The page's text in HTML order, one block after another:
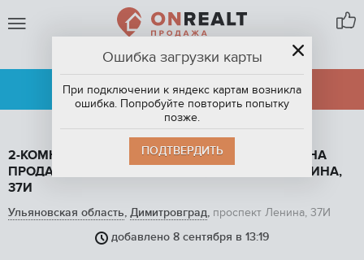
ДИМИТРОВГРАД
АРЕНДА
ПРОДАЖА
2-КОМНАТНАЯ КВАРТИРА, 68.8 М2, ЭТАЖ 8 / 9, НА
ПРОДАЖУ В ДИМИТРОВГРАДЕ, ПРОСПЕКТ ЛЕНИНА,
37И
Ульяновская область, Димитровград, проспект Ленина, 37И
добавлено 8 сентября в 13:19
1/ 7
Ошибка загрузки карты
При подключении к яндекс картам возникла
ошибка. Попробуйте повторить попытку
позже.
ПОДТВЕРДИТЬ